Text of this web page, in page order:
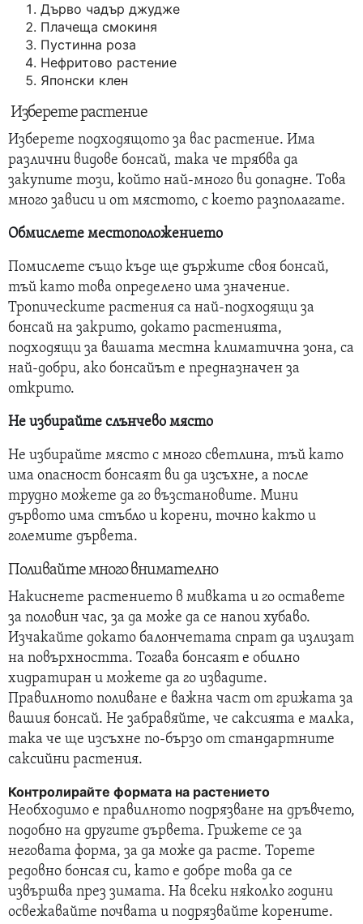
Дърво чадър джудже
Плачеща смокиня
Пустинна роза
Нефритово растение
Японски клен
Изберете растение
Изберете подходящото за вас растение. Има
различни видове бонсай, така че трябва да
закупите този, който най-много ви допадне. Това
много зависи и от мястото, с което разполагате.
Обмислете местоположението
Помислете също къде ще държите своя бонсай,
тъй като това определено има значение.
Тропическите растения са най-подходящи за
бонсай на закрито, докато растенията,
подходящи за вашата местна климатична зона, са
най-добри, ако бонсайът е предназначен за
открито.
Не избирайте слънчево място
Не избирайте място с много светлина, тъй като
има опасност бонсаят ви да изсъхне, а после
трудно можете да го възстановите. Мини
дървото има стъбло и корени, точно както и
големите дървета.
Поливайте много внимателно
Накиснете растението в мивката и го оставете
за половин час, за да може да се напои хубаво.
Изчакайте докато балончетата спрат да излизат
на повърхността. Тогава бонсаят е обилно
хидратиран и можете да го извадите.
Правилното поливане е важна част от грижата за
вашия бонсай. Не забравяйте, че саксията е малка,
така че ще изсъхне по-бързо от стандартните
саксийни растения.
Контролирайте формата на растението
Необходимо е правилното подрязване на дръвчето,
подобно на другите дървета. Грижете се за
неговата форма, за да може да расте. Торете
редовно бонсая си, като е добре това да се
извършва през зимата. На всеки няколко години
освежавайте почвата и подрязвайте корените.